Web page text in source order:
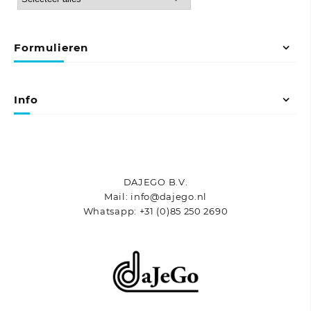
Formulieren
Info
DAJEGO B.V.
Mail: info@dajego.nl
Whatsapp: +31 (0)85 250 2690